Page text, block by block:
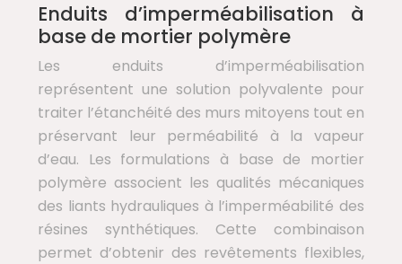
Enduits d’imperméabilisation à
base de mortier polymère
Les enduits d’imperméabilisation
représentent une solution polyvalente pour
traiter l’étanchéité des murs mitoyens tout en
préservant leur perméabilité à la vapeur
d’eau. Les formulations à base de mortier
polymère associent les qualités mécaniques
des liants hydrauliques à l’imperméabilité des
résines synthétiques. Cette combinaison
permet d’obtenir des revêtements flexibles,